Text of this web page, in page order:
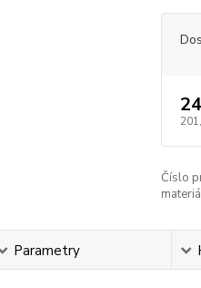
Číslo
Parametry